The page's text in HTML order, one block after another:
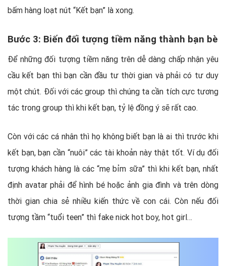
bấm hàng loạt nút “Kết bạn” là xong.
Bước 3: Biến đối tượng tiềm năng thành bạn bè
Để những đối tượng tiềm năng trên dễ dàng chấp nhận yêu
cầu kết bạn thì bạn cần đầu tư thời gian và phải có tư duy
một chút. Đối với các group thì chúng ta cần tích cực tương
tác trong group thì khi kết bạn, tỷ lệ đồng ý sẽ rất cao.
Còn với các cá nhân thì họ không biết bạn là ai thì trước khi
kết bạn, bạn cần “nuôi” các tài khoản này thật tốt. Ví dụ đối
tượng khách hàng là các “mẹ bỉm sữa” thì khi kết bạn, nhất
định avatar phải để hình bé hoặc ảnh gia đình và trên dòng
thời gian chia sẻ nhiều kiến thức về con cái. Còn nếu đối
tượng tầm “tuổi teen” thì fake nick hot boy, hot girl…